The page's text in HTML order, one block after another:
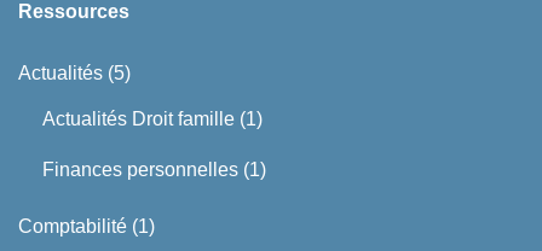
Ressources
Actualités (5)
Actualités Droit famille (1)
Finances personnelles (1)
Comptabilité (1)